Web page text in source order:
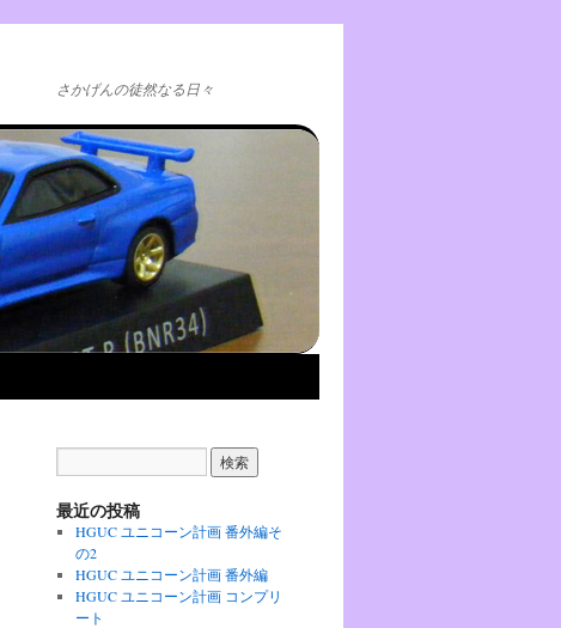
さかげんの徒然なる日々
最近の投稿
HGUC ユニコーン計画 番外編そ
の2
HGUC ユニコーン計画 番外編
HGUC ユニコーン計画 コンプリ
ート